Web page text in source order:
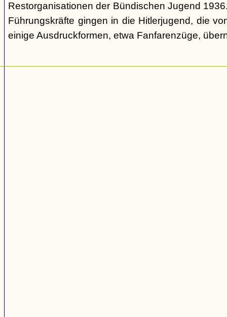
Restorganisationen der Bündischen Jugend
Führungskräfte gingen in die Hitlerjugend, die
einige Ausdruckformen, etwa Fanfarenzüge,